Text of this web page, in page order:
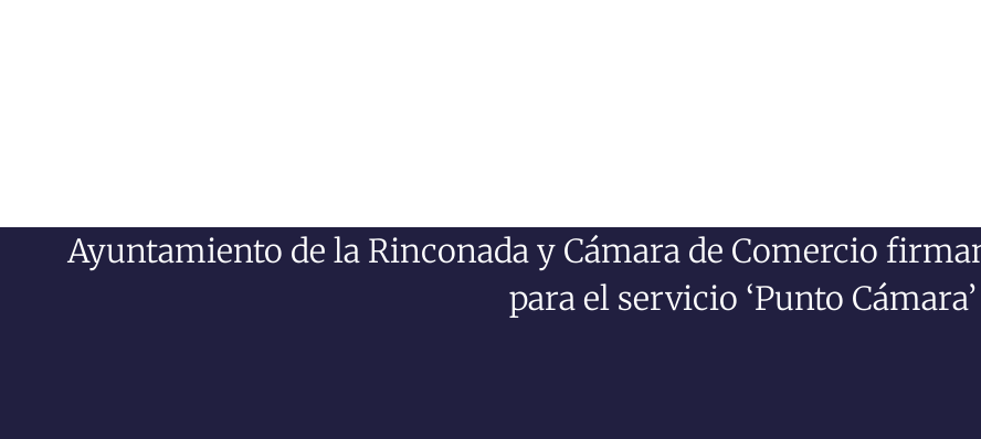
Ayuntamiento de la Rinconada y Cámara de Comercio
para el servicio ‘Punto Cámara’